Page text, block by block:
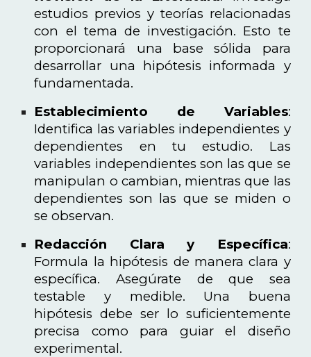
estudios previos y teorías relacionadas
con el tema de investigación. Esto te
proporcionará una base sólida para
desarrollar una hipótesis informada y
fundamentada.
Establecimiento de Variables:
Identifica las variables independientes y
dependientes en tu estudio. Las
variables independientes son las que se
manipulan o cambian, mientras que las
dependientes son las que se miden o
se observan.
Redacción Clara y Específica:
Formula la hipótesis de manera clara y
específica. Asegúrate de que sea
testable y medible. Una buena
hipótesis debe ser lo suficientemente
precisa como para guiar el diseño
experimental.